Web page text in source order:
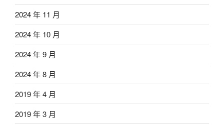
2024 年 11 月
2024 年 10 月
2024 年 9 月
2024 年 8 月
2019 年 4 月
2019 年 3 月